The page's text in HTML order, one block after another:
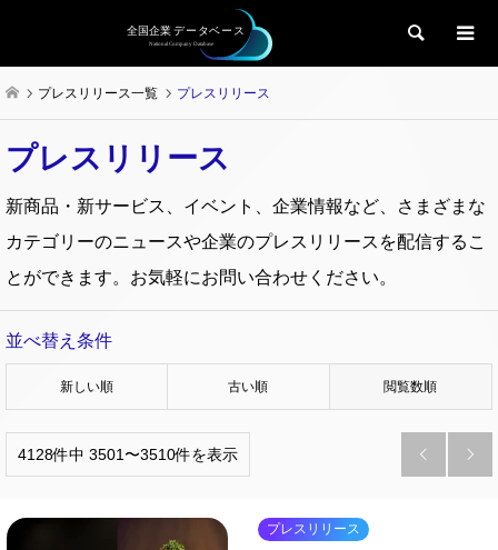
検索
プレスリリース一覧 プレスリリース
プレスリリース
新商品・新サービス、イベント、企業情報など、さまざまな
カテゴリーのニュースや企業のプレスリリースを配信するこ
とができます。お気軽にお問い合わせください。
並べ替え条件
新しい順 古い順 閲覧数順
4128件中 3501〜3510件を表示  
プレスリリース